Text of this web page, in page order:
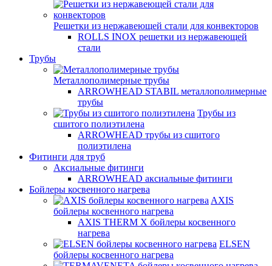
Решетки из нержавеющей стали для конвекторов
ROLLS INOX решетки из нержавеющей
стали
Трубы
Металлополимерные трубы
ARROWHEAD STABIL металлополимерные
трубы
Трубы из
сшитого полиэтилена
ARROWHEAD трубы из сшитого
полиэтилена
Фитинги для труб
Аксиальные фитинги
ARROWHEAD аксиальные фитинги
Бойлеры косвенного нагрева
AXIS
бойлеры косвенного нагрева
AXIS THERM X бойлеры косвенного
нагрева
ELSEN
бойлеры косвенного нагрева